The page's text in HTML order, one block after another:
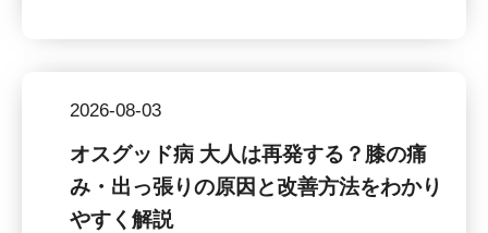
2026-08-03
オスグッド病 大人は再発する？膝の痛
み・出っ張りの原因と改善方法をわかり
やすく解説